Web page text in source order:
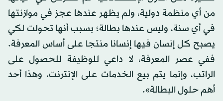
من أي منظمة دولية، ولم يظهر عندها عجز في موازنتها
في أي سنة، وليس عندها بطالة؛ بسبب أنها تحولت لكي
يصبح كل إنسان فيها إنسانا منتجا على أساس المعرفة.
ففي عصر المعرفة، لا داعي للوظيفة للحصول على
الراتب، وإنما يتم بيع الخدمات على الإنترنت، وهذا أحد
أهم حلول البطالة».